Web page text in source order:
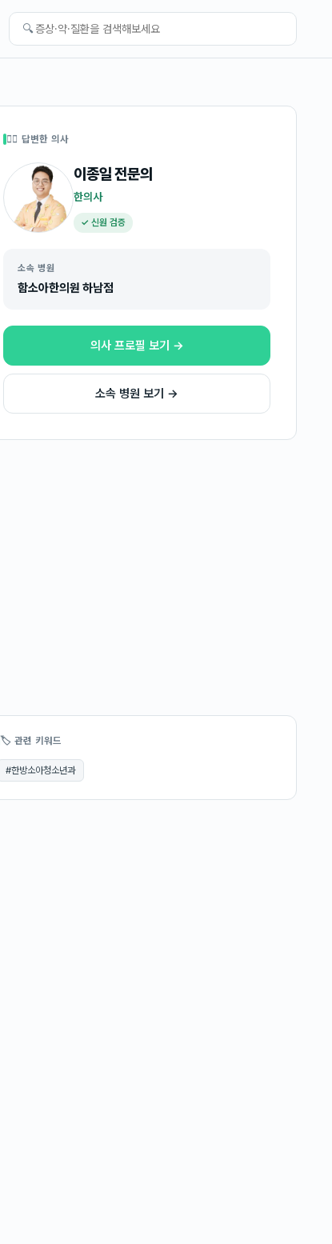
🔍
👩‍⚕️ 답변한 의사
이종일전문의
한의사
✓ 신원 검증
소속 병원
함소아한의원 하남점
의사 프로필 보기 →
소속 병원 보기 →
🏷 관련 키워드
#한방소아청소년과